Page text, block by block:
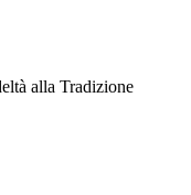
alla Tradizione